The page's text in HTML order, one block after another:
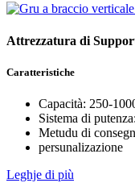
Attrezzatura di
Caratteristiche
Capacità: 250-
Sistema di
Metudu di
persunalizazione
Leghje di più